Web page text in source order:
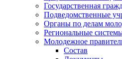
Государственная
Подведомственные
Органы по делам
Региональные
Молодежное
Состав